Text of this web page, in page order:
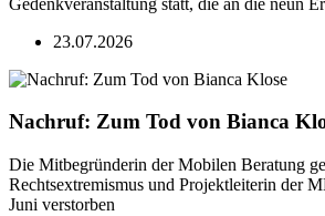
23.07.2026
Nachruf: Zum Tod von Bianca
Die Mitbegründerin der Mobilen Beratung
Rechtsextremismus und Projektleiterin der
Juni verstorben